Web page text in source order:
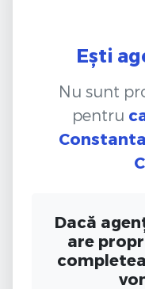
Ești
Nu sunt
pentru
Dacă
are